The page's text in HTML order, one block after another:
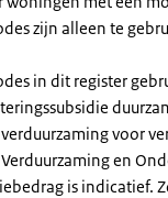
zijn alleen te
in dit register
voor
en
is indicatief.